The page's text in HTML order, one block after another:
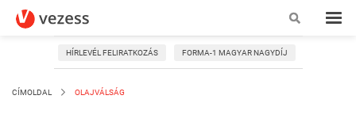
HÍRLEVÉL FELIRATKOZÁS FORMA-1 MAGYAR NAGYDÍJ
CÍMOLDAL OLAJVÁLSÁG